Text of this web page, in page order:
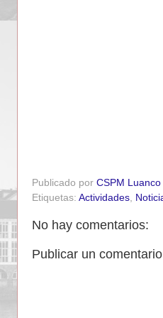
Publicado por CSPM Luanco
Etiquetas: Actividades
No hay comentarios:
Publicar un comentario